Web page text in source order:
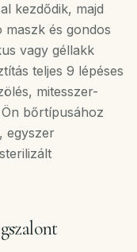
kezdődik, majd
maszk és gondos
vagy géllakk
teljes 9 lépéses
mitesszer-
bőrtípusához
egyszer